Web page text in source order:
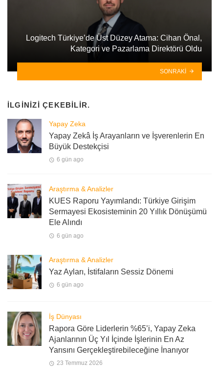
Logitech Türkiye’de Üst Düzey Atama: Cihan Önal,
Kategori ve Pazarlama Direktörü Oldu
SONRAKI
İLGINIZI ÇEKEBILIR.
Yapay Zeka
Yapay Zekâ İş Arayanların ve İşverenlerin En
Büyük Destekçisi
6 gün ago
Araştırma & Analizler
KUES Raporu Yayımlandı: Türkiye Girişim
Sermayesi Ekosisteminin 20 Yıllık Dönüşümü
Ele Alındı
6 gün ago
Araştırma & Analizler
Yaz Ayları, İstifaların Sessiz Dönemi
6 gün ago
İş Dünyası
Rapora Göre Liderlerin %65’i, Yapay Zeka
Ajanlarının Üç Yıl İçinde İşlerinin En Az
Yarısını Gerçekleştirebileceğine İnanıyor
23 Temmuz 2026